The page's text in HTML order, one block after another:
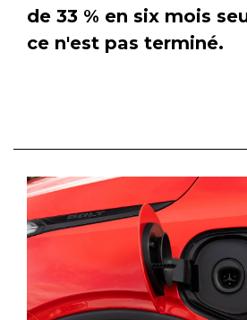
de 33 % en six mois
ce n'est pas terminé.